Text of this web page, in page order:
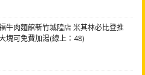
牛肉麵館新竹城隍店 米其林必比登推
塊可免費加湯(線上：48)